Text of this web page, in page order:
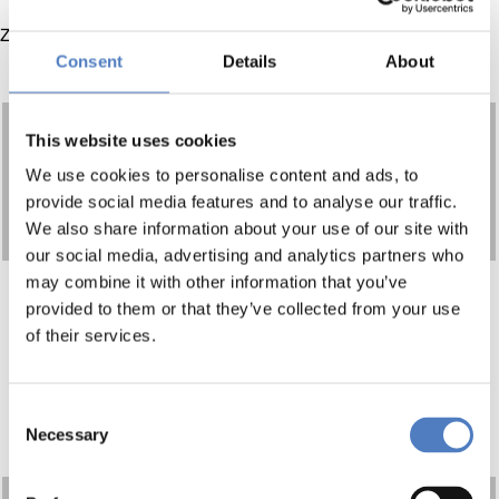
Consent Details About
This website uses cookies
We use cookies to personalise content and ads, to
provide social media features and to analyse our traffic.
We also share information about your use of our site with
our social media, advertising and analytics partners who
may combine it with other information that you’ve
provided to them or that they’ve collected from your use
of their services.
Selection
Necessary
Zeit Programm
13:00
Begrüßung und Einleitung
Dagmar Andree
Arbeiterkammer Oberösterreich
Wo kann die österreichische
Arbeitslosenversicherung im